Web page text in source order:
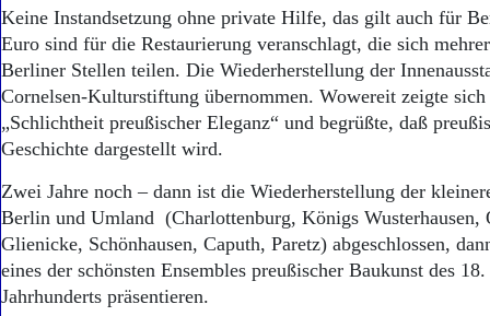
Keine Instandsetzung ohne private Hilfe, das gilt auch für
Euro sind für die Restaurierung veranschlagt, die sich
Berliner Stellen teilen. Die Wiederherstellung der
Cornelsen-Kulturstiftung übernommen. Wowereit zeigte sich
„Schlichtheit preußischer Eleganz“ und begrüßte, daß
Geschichte dargestellt wird.
Zwei Jahre noch – dann ist die Wiederherstellung der
Berlin und Umland (Charlottenburg, Königs Wusterhausen,
Glienicke, Schönhausen, Caputh, Paretz) abgeschlossen,
eines der schönsten Ensembles preußischer Baukunst des
Jahrhunderts präsentieren.